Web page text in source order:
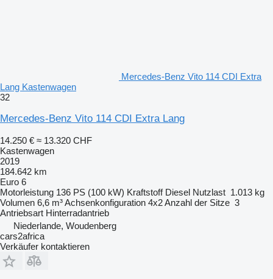
Mercedes-Benz Vito 114 CDI Extra
Lang Kastenwagen
32
Mercedes-Benz Vito 114 CDI Extra Lang
14.250 € ≈ 13.320 CHF
Kastenwagen
2019
184.642 km
Euro 6
Motorleistung 136 PS (100 kW) Kraftstoff Diesel Nutzlast 1.013 kg
Volumen 6,6 m³Achsenkonfiguration 4x2Anzahl der Sitze 3
Antriebsart Hinterradantrieb
Niederlande, Woudenberg
cars2africa
Verkäufer kontaktieren